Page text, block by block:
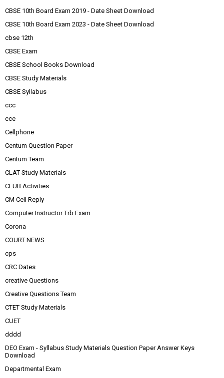
CBSE 10th Board Exam 2019 - Date Sheet Download
CBSE 10th Board Exam 2023 - Date Sheet Download
cbse 12th
CBSE Exam
CBSE School Books Download
CBSE Study Materials
CBSE Syllabus
ccc
cce
Cellphone
Centum Question Paper
Centum Team
CLAT Study Materials
CLUB Activities
CM Cell Reply
Computer Instructor Trb Exam
Corona
COURT NEWS
cps
CRC Dates
creative Questions
Creative Questions Team
CTET Study Materials
CUET
dddd
DEO Exam - Syllabus Study Materials Question Paper Answer Keys
Download
Departmental Exam